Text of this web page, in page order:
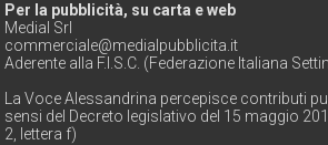
Per la pubblicità, su carta e web
Medial Srl
commerciale@medialpubblicita.it
Aderente alla F.I.S.C. (Federazione Italiana
La Voce Alessandrina percepisce contributi
sensi del Decreto legislativo del 15 maggio
2, lettera f)